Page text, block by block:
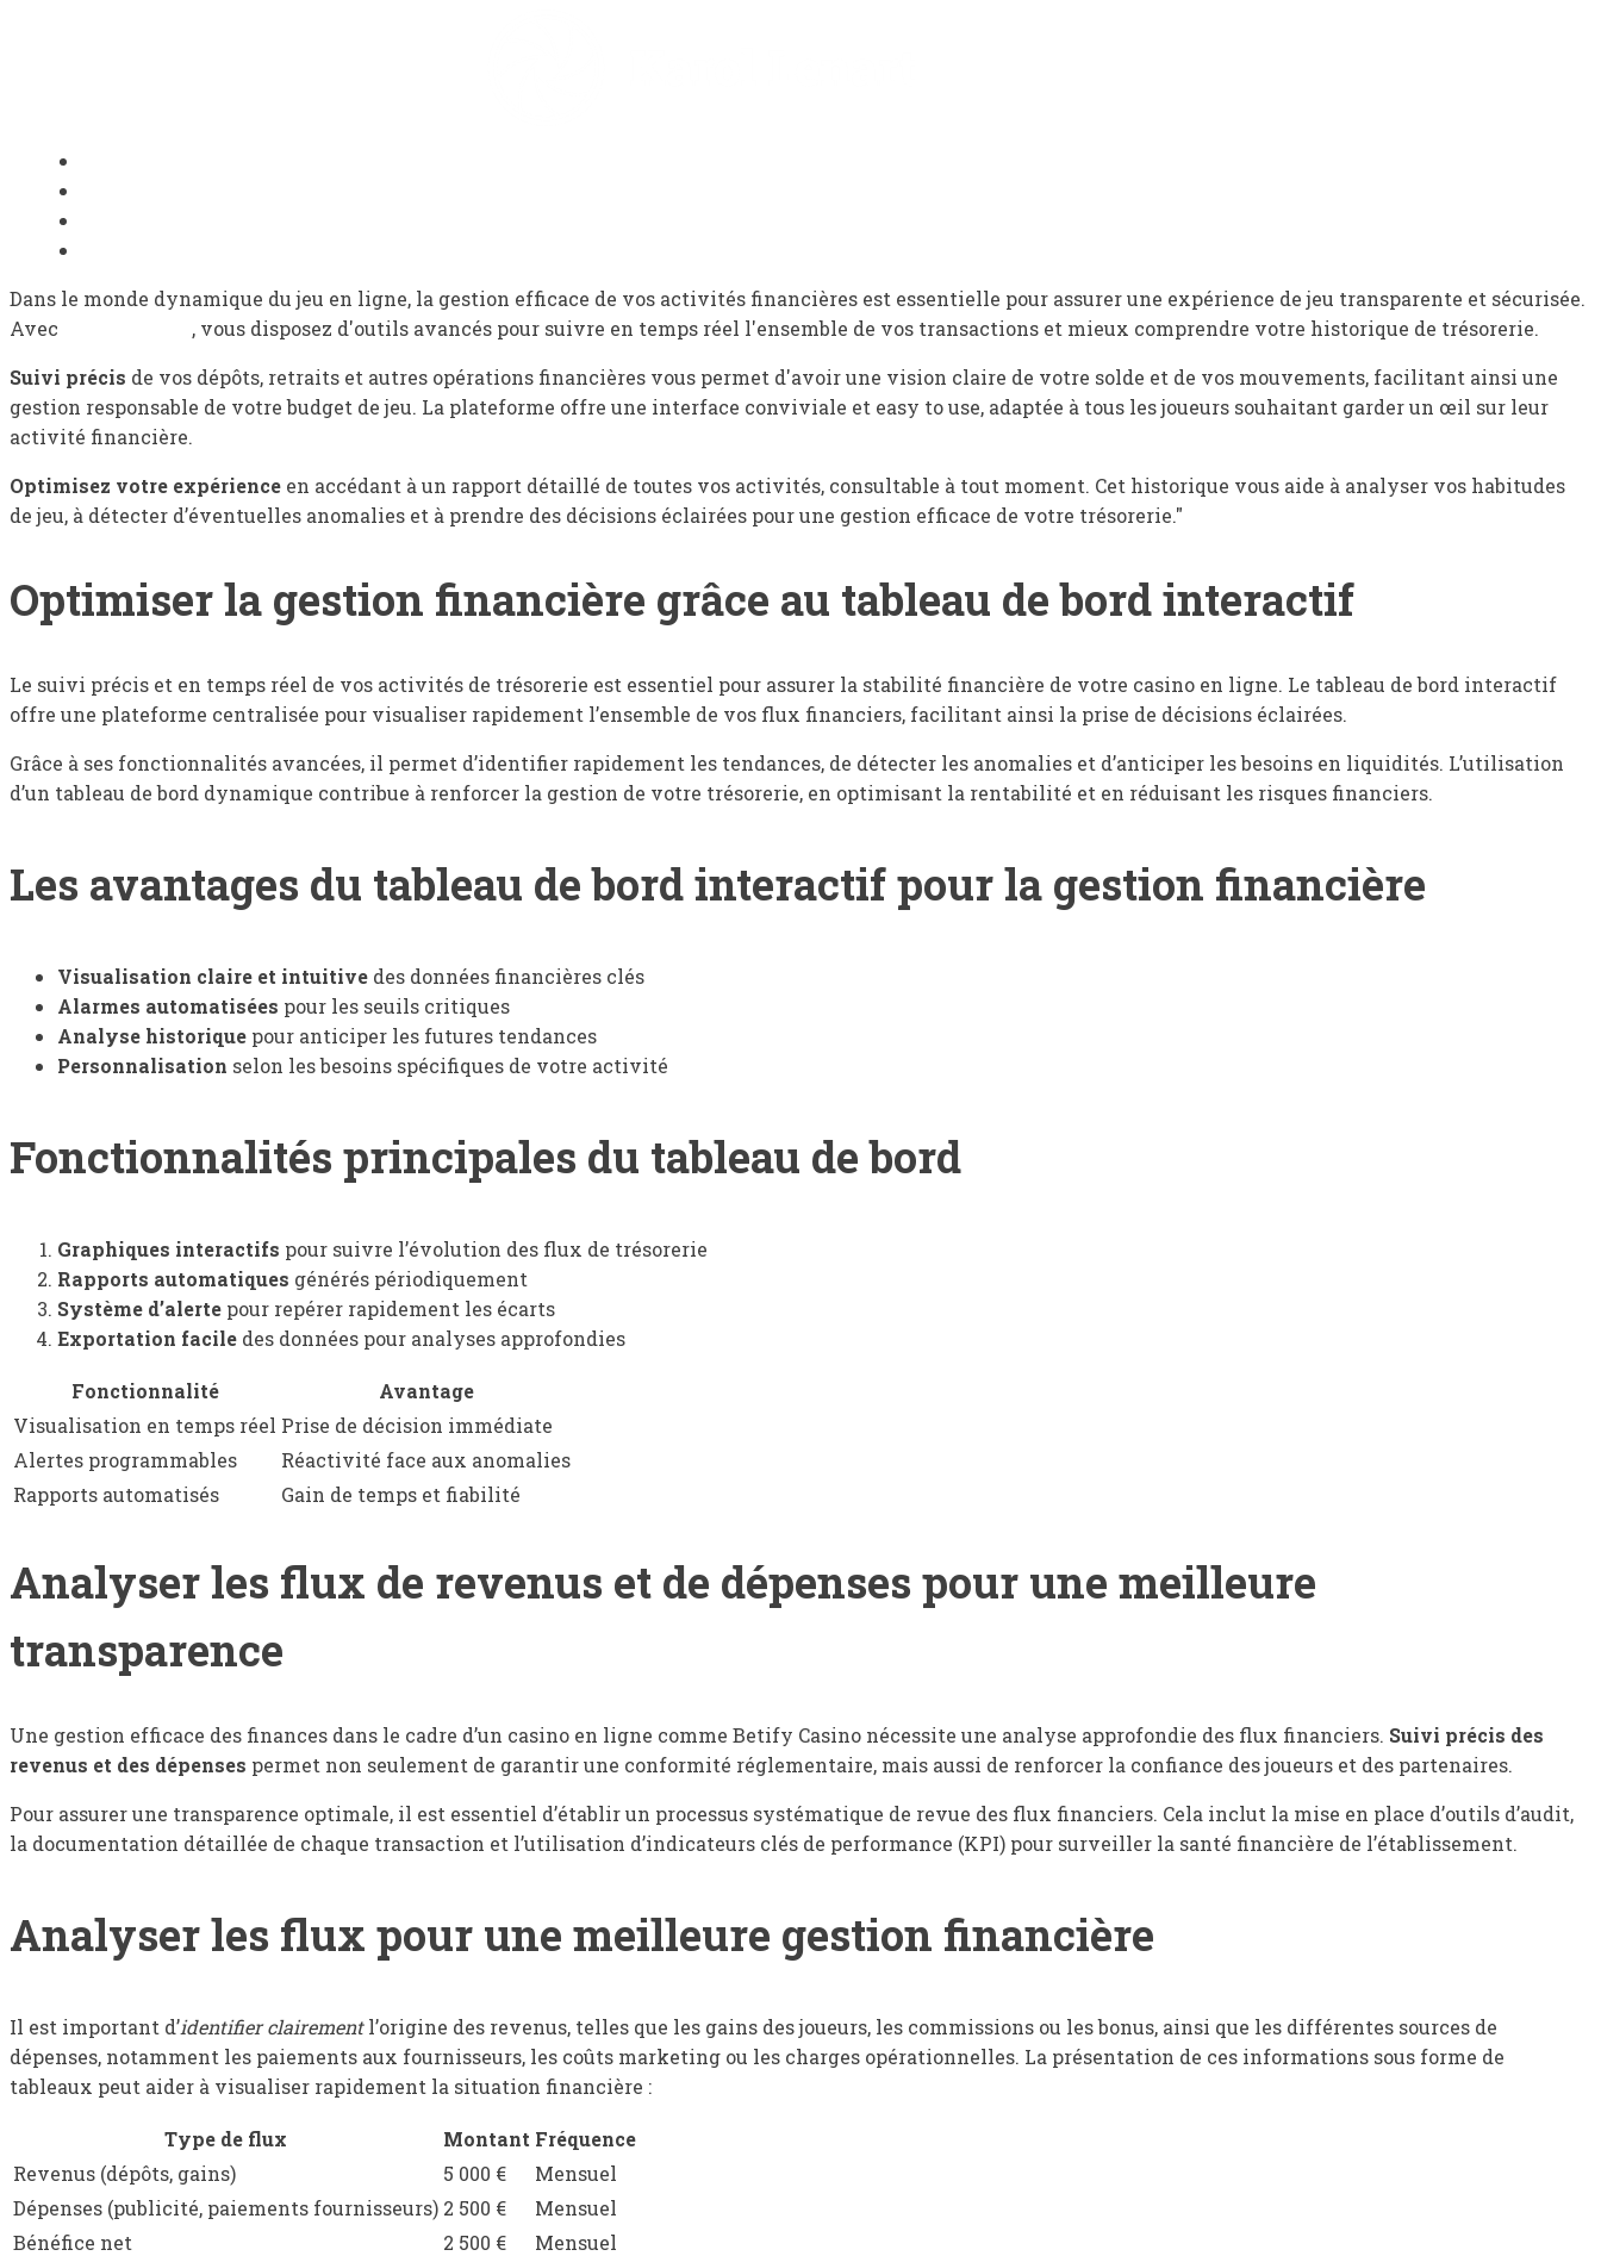
Dans le monde dynamique du jeu en ligne, la gestion efficace de vos activités financières est essentielle pour assurer une expérience de jeu transparente et sécurisée.
Avec
, vous disposez d'outils avancés pour suivre en temps réel l'ensemble de vos transactions et mieux comprendre votre historique de trésorerie.
Suivi précis de vos dépôts, retraits et autres opérations financières vous permet d'avoir une vision claire de votre solde et de vos mouvements, facilitant ainsi une
gestion responsable de votre budget de jeu. La plateforme offre une interface conviviale et easy to use, adaptée à tous les joueurs souhaitant garder un œil sur leur
activité financière.
Optimisez votre expérience en accédant à un rapport détaillé de toutes vos activités, consultable à tout moment. Cet historique vous aide à analyser vos habitudes
de jeu, à détecter d’éventuelles anomalies et à prendre des décisions éclairées pour une gestion efficace de votre trésorerie."
Optimiser la gestion financière grâce au tableau de bord interactif
Le suivi précis et en temps réel de vos activités de trésorerie est essentiel pour assurer la stabilité financière de votre casino en ligne. Le tableau de bord interactif
offre une plateforme centralisée pour visualiser rapidement l’ensemble de vos flux financiers, facilitant ainsi la prise de décisions éclairées.
Grâce à ses fonctionnalités avancées, il permet d’identifier rapidement les tendances, de détecter les anomalies et d’anticiper les besoins en liquidités. L’utilisation
d’un tableau de bord dynamique contribue à renforcer la gestion de votre trésorerie, en optimisant la rentabilité et en réduisant les risques financiers.
Les avantages du tableau de bord interactif pour la gestion financière
Visualisation claire et intuitive des données financières clés
Alarmes automatisées pour les seuils critiques
Analyse historique pour anticiper les futures tendances
Personnalisation selon les besoins spécifiques de votre activité
Fonctionnalités principales du tableau de bord
Graphiques interactifs pour suivre l’évolution des flux de trésorerie
Rapports automatiques générés périodiquement
Système d’alerte pour repérer rapidement les écarts
Exportation facile des données pour analyses approfondies
Fonctionnalité
Avantage
Visualisation en temps réel Prise de décision immédiate
Alertes programmables
Réactivité face aux anomalies
Rapports automatisés
Gain de temps et fiabilité
Analyser les flux de revenus et de dépenses pour une meilleure
transparence
Une gestion efficace des finances dans le cadre d’un casino en ligne comme Betify Casino nécessite une analyse approfondie des flux financiers. Suivi précis des
revenus et des dépenses permet non seulement de garantir une conformité réglementaire, mais aussi de renforcer la confiance des joueurs et des partenaires.
Pour assurer une transparence optimale, il est essentiel d’établir un processus systématique de revue des flux financiers. Cela inclut la mise en place d’outils d’audit,
la documentation détaillée de chaque transaction et l’utilisation d’indicateurs clés de performance (KPI) pour surveiller la santé financière de l’établissement.
Analyser les flux pour une meilleure gestion financière
Il est important d’identifier clairementl’origine des revenus, telles que les gains des joueurs, les commissions ou les bonus, ainsi que les différentes sources de
dépenses, notamment les paiements aux fournisseurs, les coûts marketing ou les charges opérationnelles. La présentation de ces informations sous forme de
tableaux peut aider à visualiser rapidement la situation financière :
Type de flux Montant Fréquence
Revenus (dépôts, gains)
5 000 €
Mensuel
Dépenses (publicité, paiements fournisseurs) 2 500 €
Mensuel
Bénéfice net
2 500 € Mensuel